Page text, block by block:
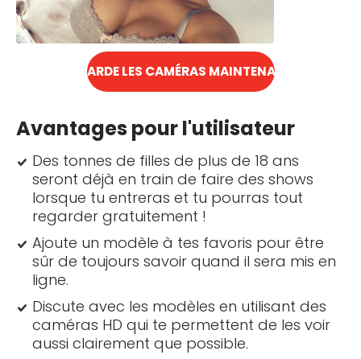
REGARDE LES CAMÉRAS MAINTENANT !
Avantages pour l'utilisateur
Des tonnes de filles de plus de 18 ans
seront déjà en train de faire des shows
lorsque tu entreras et tu pourras tout
regarder gratuitement !
Ajoute un modèle à tes favoris pour être
sûr de toujours savoir quand il sera mis en
ligne.
Discute avec les modèles en utilisant des
caméras HD qui te permettent de les voir
aussi clairement que possible.